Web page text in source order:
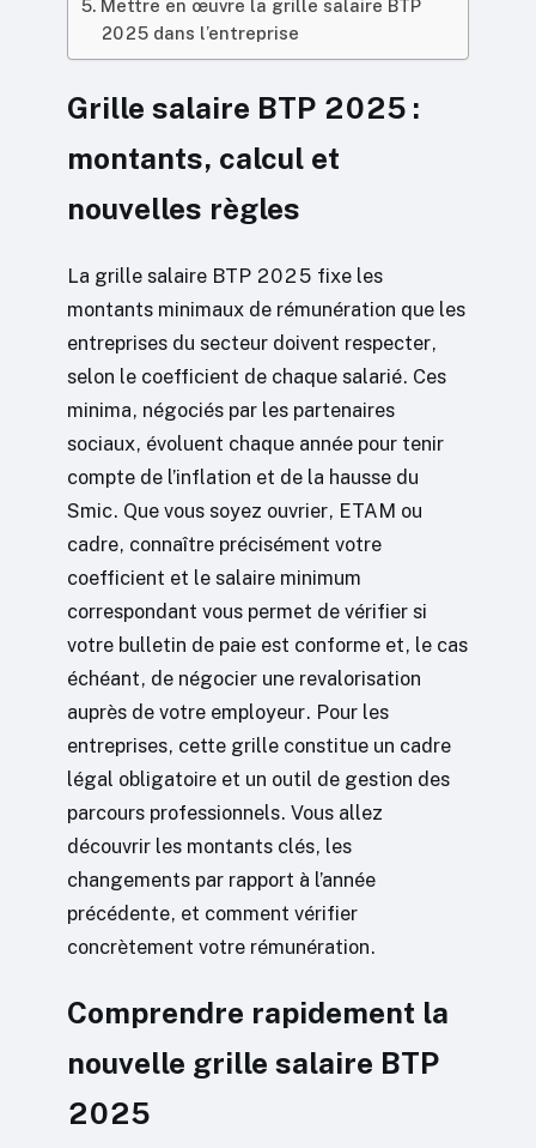
Mettre en œuvre la grille salaire BTP
2025 dans l’entreprise
Grille salaire BTP 2025 :
montants, calcul et
nouvelles règles
La grille salaire BTP 2025 fixe les
montants minimaux de rémunération que les
entreprises du secteur doivent respecter,
selon le coefficient de chaque salarié. Ces
minima, négociés par les partenaires
sociaux, évoluent chaque année pour tenir
compte de l’inflation et de la hausse du
Smic. Que vous soyez ouvrier, ETAM ou
cadre, connaître précisément votre
coefficient et le salaire minimum
correspondant vous permet de vérifier si
votre bulletin de paie est conforme et, le cas
échéant, de négocier une revalorisation
auprès de votre employeur. Pour les
entreprises, cette grille constitue un cadre
légal obligatoire et un outil de gestion des
parcours professionnels. Vous allez
découvrir les montants clés, les
changements par rapport à l’année
précédente, et comment vérifier
concrètement votre rémunération.
Comprendre rapidement la
nouvelle grille salaire BTP
2025